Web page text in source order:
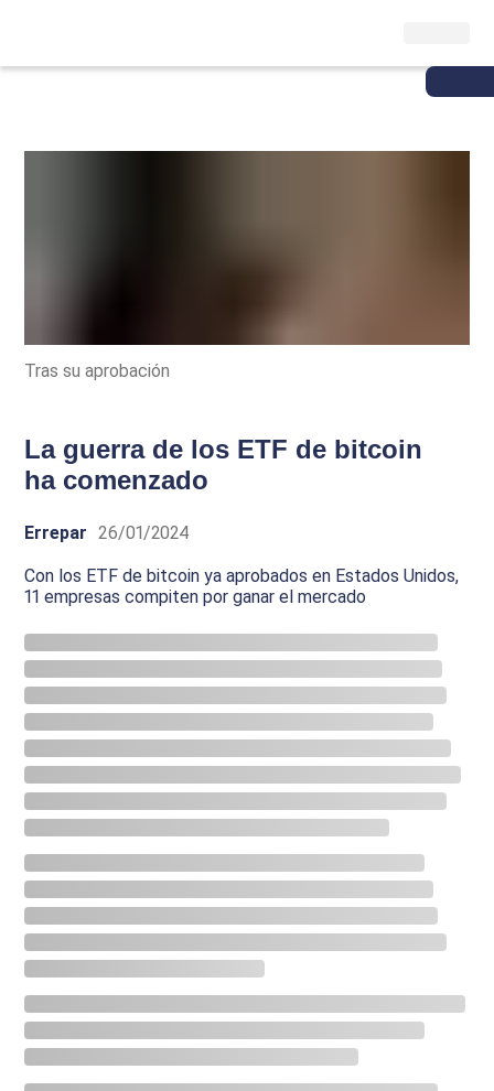
Tras su aprobación
La guerra de los ETF de bitcoin
ha comenzado
Errepar 26/01/2024
Con los ETF de bitcoin ya aprobados en Estados Unidos,
11 empresas compiten por ganar el mercado